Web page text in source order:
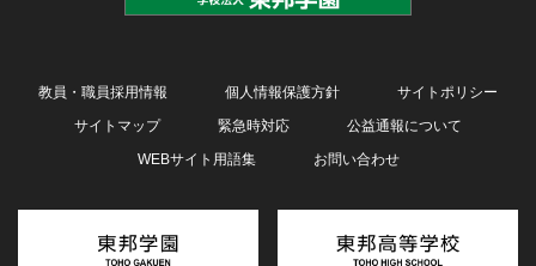
教員・職員採用情報 個人情報保護方針
サイトポリシー
サイトマップ
緊急時対応
公益通報について
WEBサイト用語集
お問い合わせ